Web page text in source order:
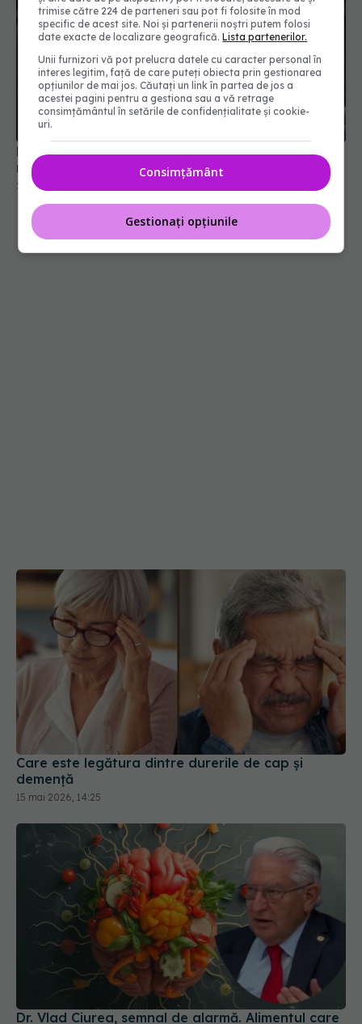
De ce medicul Vlad Ciurea alege să nu spună
niciodată cuvântul cancer: Povară uriașă
24 mai 2026, 14:32
Care este legătura dintre durerile de cap și
demență
15 mai 2026, 14:25
Dr. Vlad Ciurea, semnal de alarmă. Alimentul care
trimise către 224 de parteneri sau pot fi folosite în mod
specific de acest site. Noi și partenerii noștri putem folosi
date exacte de localizare geografică.Lista partenerilor.
Unii furnizori vă pot prelucra datele cu caracter personal în
interes legitim, față de care puteți obiecta prin gestionarea
opțiunilor de mai jos. Căutați un link în partea de jos a
acestei pagini pentru a gestiona sau a vă retrage
consimțământul în setările de confidențialitate și cookie-
uri.
Consimțământ
Gestionați opțiunile